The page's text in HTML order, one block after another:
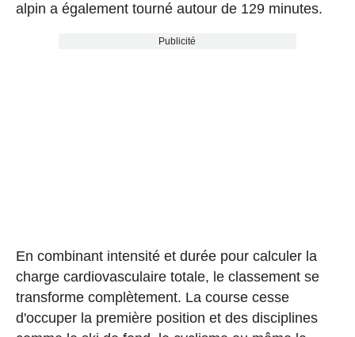
alpin a également tourné autour de 129 minutes.
Publicité
En combinant intensité et durée pour calculer la
charge cardiovasculaire totale, le classement se
transforme complètement. La course cesse
d'occuper la première position et des disciplines